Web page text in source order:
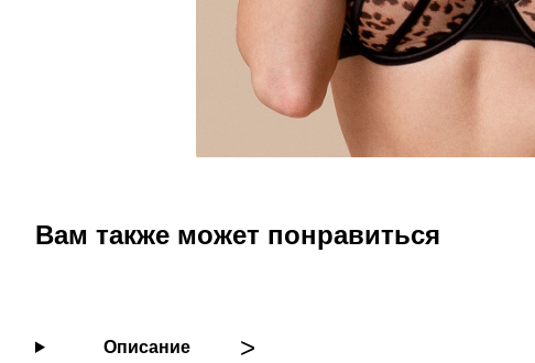
Вам также может понравиться
Описание